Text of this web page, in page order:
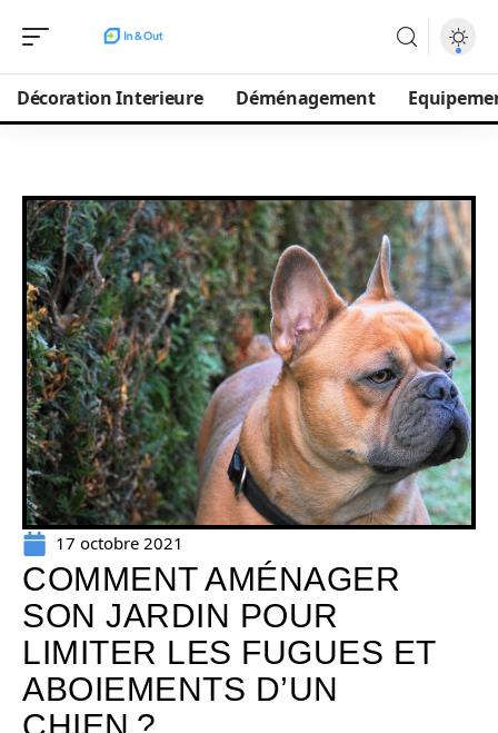
Décoration Interieure Déménagement
17 octobre 2021
COMMENT AMÉNAGER
SON JARDIN POUR
LIMITER LES FUGUES ET
ABOIEMENTS D’UN